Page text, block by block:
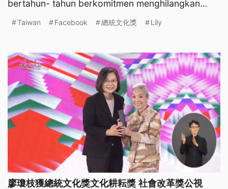
bertahun- tahun berkomitmen menghilangkan
Taiwan Facebook 總統文化獎 Lily
廖瓊枝獲總統文化獎文化耕耘獎 社會改革獎公視